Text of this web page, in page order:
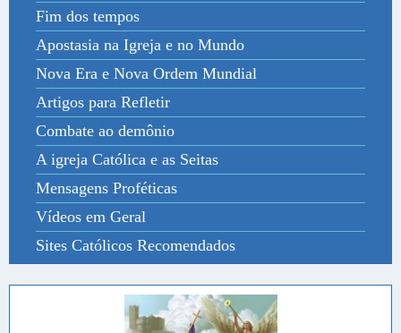
Fim dos tempos
Apostasia na Igreja e no Mundo
Nova Era e Nova Ordem Mundial
Artigos para Refletir
Combate ao demônio
A igreja Católica e as Seitas
Mensagens Proféticas
Vídeos em Geral
Sites Católicos Recomendados